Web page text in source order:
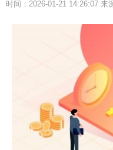
时间：2026-01-21 14:26:07 来